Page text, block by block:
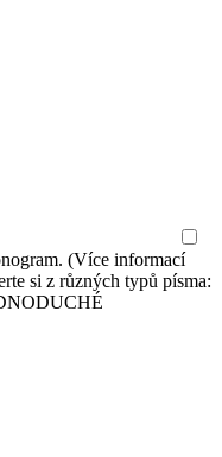
(Více informací
si z různých typů písma: